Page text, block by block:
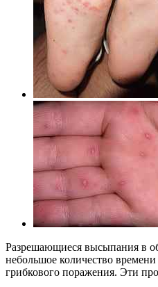
Разрешающиеся высыпания в
небольшое количество
грибкового поражения. Эти